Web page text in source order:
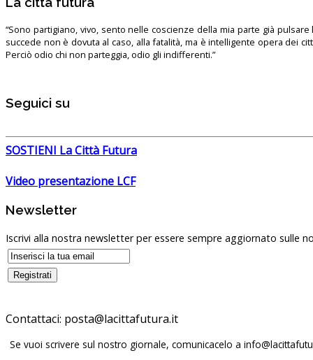
“Sono partigiano, vivo, sento nelle coscienze della mia parte già pulsare
succede non è dovuta al caso, alla fatalità, ma è intelligente opera dei
Perciò odio chi non parteggia, odio gli indifferenti.”
Seguici su
SOSTIENI La Città Futura
Video presentazione LCF
Newsletter
Iscrivi alla nostra newsletter per essere sempre aggiornato sulle
Contattaci: posta@lacittafutura.it
Se vuoi scrivere sul nostro giornale, comunicacelo a